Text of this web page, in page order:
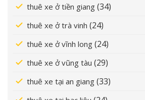
thuê xe ở tiền giang (34)
thuê xe ở trà vinh (24)
thuê xe ở vĩnh long (24)
thuê xe ở vũng tàu (29)
thuê xe tại an giang (33)